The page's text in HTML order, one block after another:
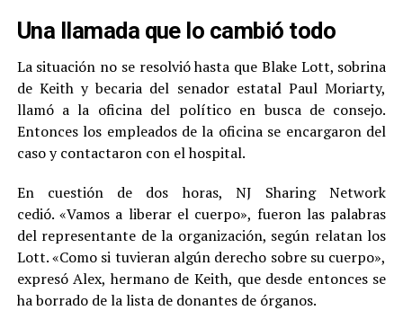
Una llamada que lo cambió todo
La situación no se resolvió hasta que Blake Lott, sobrina
de Keith y becaria del senador estatal Paul Moriarty,
llamó a la oficina del político en busca de consejo.
Entonces los empleados de la oficina se encargaron del
caso y contactaron con el hospital.
En cuestión de dos horas, NJ Sharing Network
cedió. «Vamos a liberar el cuerpo», fueron las palabras
del representante de la organización, según relatan los
Lott. «Como si tuvieran algún derecho sobre su cuerpo»,
expresó Alex, hermano de Keith, que desde entonces se
ha borrado de la lista de donantes de órganos.